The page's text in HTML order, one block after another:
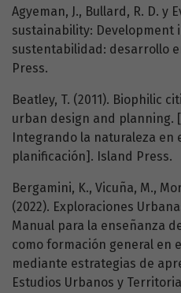
Agyeman, J., Bullard, R. D. y
sustainability: Development
sustentabilidad: desarrollo
Press.
Beatley, T. (2011). Biophilic
urban design and planning.
Integrando la naturaleza en
planificación]. Island Press.
Bergamini, K., Vicuña, M.,
(2022). Exploraciones
Manual para la enseñanza
como formación general en
mediante estrategias de
Estudios Urbanos y